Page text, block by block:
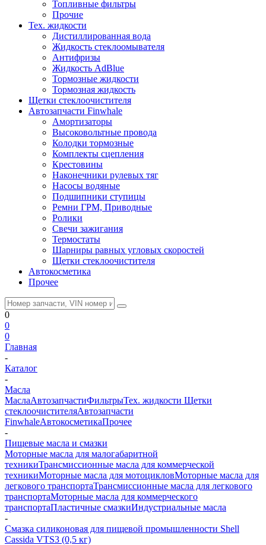
Топливные фильтры
Прочие
Тех. жидкости
Дистиллированная вода
Жидкость стеклоомывателя
Антифризы
Жидкость AdBlue
Тормозные жидкости
Тормозная жидкость
Щетки стеклоочистителя
Автозапчасти Finwhale
Амортизаторы
Высоковольтные провода
Колодки тормозные
Комплекты сцепления
Крестовины
Наконечники рулевых тяг
Насосы водяные
Подшипники ступицы
Ремни ГРМ, Приводные
Ролики
Свечи зажигания
Термостаты
Шарниры равных угловых скоростей
Щетки стеклоочистителя
Автокосметика
Прочее
0
0
0
Главная
-
Каталог
-
Масла
МаслаАвтозапчастиФильтрыТех. жидкости Щетки
стеклоочистителяАвтозапчасти
FinwhaleАвтокосметикаПрочее
-
Пищевые масла и смазки
Моторные масла для малогабаритной
техникиТрансмиссионные масла для коммерческой
техникиМоторные масла для мотоцикловМоторные масла для
легкового транспортаТрансмиссионные масла для легкового
транспортаМоторные масла для коммерческого
транспортаПластичные смазкиИндустриальные масла
-
Смазка силиконовая для пищевой промышленности Shell
Cassida VTS3 (0,5 кг)